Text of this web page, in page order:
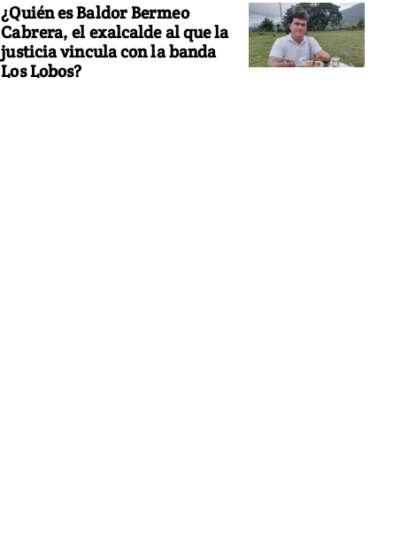
¿Quién es Baldor Bermeo
Cabrera, el exalcalde al que la
justicia vincula con la banda
Los Lobos?